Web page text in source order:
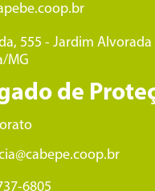
555 - Jardim Alvorada
MG
de
6805